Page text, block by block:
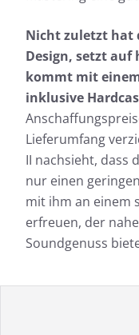
Nicht zuletzt hat
Design, setzt
kommt mit
inklusive
Lieferumfang
II nachsieht, dass
nur einen
mit ihm an einem
erfreuen, der
Soundgenuss